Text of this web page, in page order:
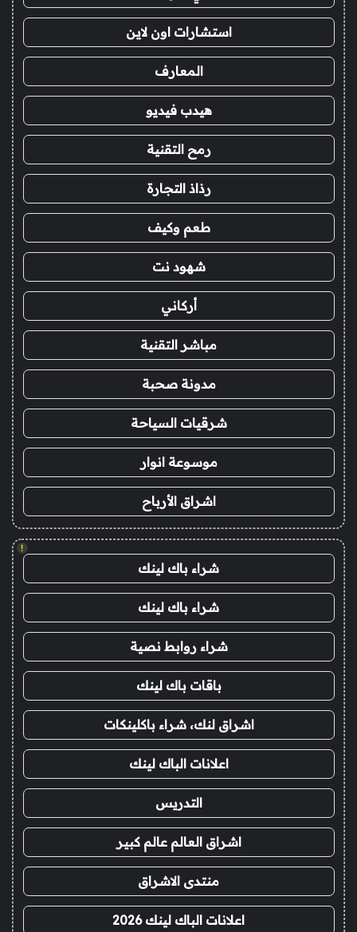
استشارات اون لاين
المعارف
هيدب فيديو
رمح التقنية
رذاذ التجارة
طعم وكيف
شهود نت
أركاني
مباشر التقنية
مدونة صحبة
شرقيات السياحة
موسوعة انوار
اشراق الأرباح
!
شراء باك لينك
شراء باك لينك
شراء روابط نصية
باقات باك لينك
اشراق لنك، شراء باكلينكات
اعلانات الباك لينك
التدريس
اشراق العالم عالم كبير
منتدى الاشراق
اعلانات الباك لينك 2026